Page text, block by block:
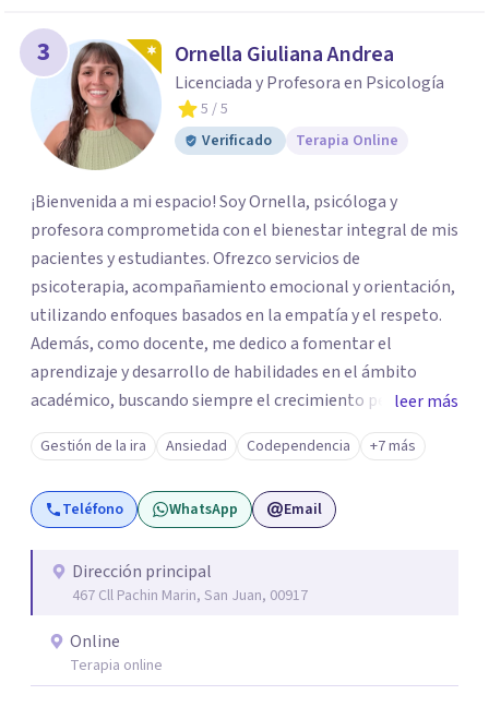
3 Ornella Giuliana Andrea
Licenciada y Profesora en Psicología
5 / 5
Verificado
Terapia Online
¡Bienvenida a mi espacio! Soy Ornella, psicóloga y
profesora comprometida con el bienestar integral de mis
pacientes y estudiantes. Ofrezco servicios de
psicoterapia, acompañamiento emocional y orientación,
utilizando enfoques basados en la empatía y el respeto.
Además, como docente, me dedico a fomentar el
aprendizaje y desarrollo de habilidades en el ámbito
académico, buscando siempre el crecimiento personal y
profesional de cada individuo. Mi objetivo es ayudarte a
alcanzar una vida más plena, equilibrada y significativa.
¡Estoy aquí para acompañarte en tu camino!
leer más
Gestión de la ira Ansiedad Codependencia +7 más
Teléfono WhatsApp Email
Dirección principal
467 Cll Pachin Marin, San Juan, 00917
Online
Terapia online